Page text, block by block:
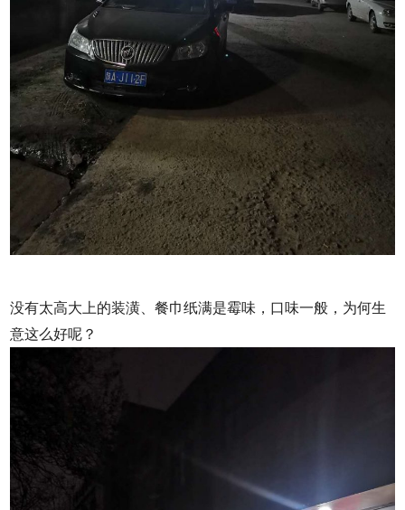
没有太高大上的装潢、餐巾纸满是霉味，口味一般，为何生
意这么好呢？